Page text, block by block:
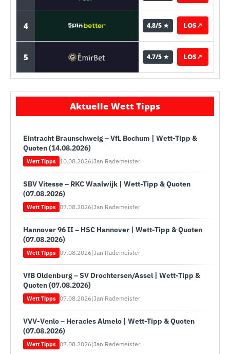
4 4.8/5 ★ LOS↗
5 4.7/5 ★ LOS↗
Aktuelle Wett Tipps
Eintracht Braunschweig – VfL Bochum | Wett-Tipp &
Quoten (14.08.2026)
Wett Tipps 10.08.2026|Jan Rademeister
SBV Vitesse – RKC Waalwijk | Wett-Tipp & Quoten
(07.08.2026)
Wett Tipps 07.08.2026|Jan Rademeister
Hannover 96 II – HSC Hannover | Wett-Tipp & Quoten
(07.08.2026)
Wett Tipps 07.08.2026|Jan Rademeister
VfB Oldenburg – SV Drochtersen/Assel | Wett-Tipp &
Quoten (07.08.2026)
Wett Tipps 07.08.2026|Jan Rademeister
VVV-Venlo – Heracles Almelo | Wett-Tipp & Quoten
(07.08.2026)
Wett Tipps 07.08.2026|Jan Rademeister